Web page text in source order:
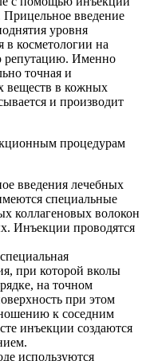
Прицельное введение
уровня
в косметологии на
репутацию. Именно
точная и
веществ в кожных
и производит
процедурам
введения лечебных
специальные
коллагеновых волокон
Инъекции проводятся
при которой вколы
на точном
при этом
к соседним
инъекции создаются
используются